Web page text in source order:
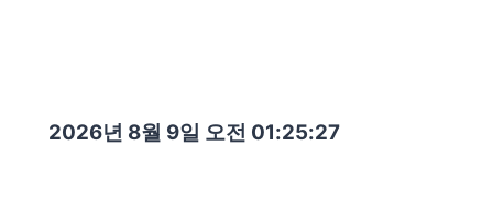
2026년 8월 9일 오전 01:25:29